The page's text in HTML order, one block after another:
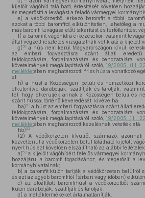
kijelölt vágóhíd található, értesítését követően
és megerősíti a levágást a feladó vármegyei
e) a védőkörzetből érkező baromfit a többi
azokat a többi baromfitól elkülönítetten, lehetőleg a
más baromfi levágása előtt takarítást és fertőtlenítést
f) a baromfit vágóhídra érkezésekor, valamint
által végzett részletes vizsgálatnak vetik alá a kijelölt
g)50 a hús nem kerül Magyarországon kívül
az emberi fogyasztásra szánt állati eredetű
feldolgozására, forgalmazására és behozatalára
követelmények megállapításáról szóló,19/2005. (III.
mellékletében meghatározott, friss húsra vonatkozó
el;
h) a húst a Közösségen belüli és nemzetközi
elkülönítve darabolják, szállítják és tárolják,
fel, hogy elkerüljék annak a Közösségen belüli és
szánt hússal történő keveredését, kivéve ha:
ha)51 a húst az emberi fogyasztásra szánt állati
feldolgozására, forgalmazására és behozatalára
követelmények megállapításáról szóló, 19/2005. (III.
mellékletében meghatározott kezelésnek vetették alá.
hb)52
(2) A védőkörzeten kívülről származó, azonnali
közvetlenül a védőkörzeten belül található kijelölt
nyert hús ezt követően elszállítható az alábbi
a)53 a kijelölt vágóhídért felelős vármegyei
hozzájárul a baromfi fogadásához, és megerősíti a
kormányhivatalnak;
b) a baromfit külön tartják a védőkörzeten belülről
és azt az egyéb baromfitól (térben vagy időben)
c) az előállított baromfihúst a védőkörzetből
külön darabolják, szállítják és tárolják;
d) a melléktermékeket ártalmatlanítják.